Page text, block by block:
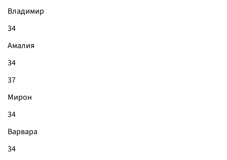
Владимир
34
Амалия
34
37
Мирон
34
Варвара
34